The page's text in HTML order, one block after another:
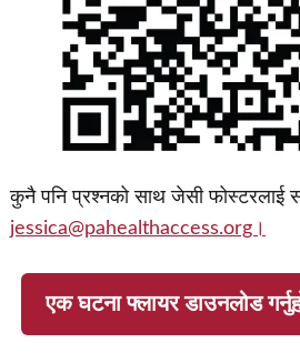
कुनै पनि प्रश्नको साथ जेसी फोस्टरलाई
jessica@pahealthaccess.org।
एक घटना फ्लायर डाउनलोड